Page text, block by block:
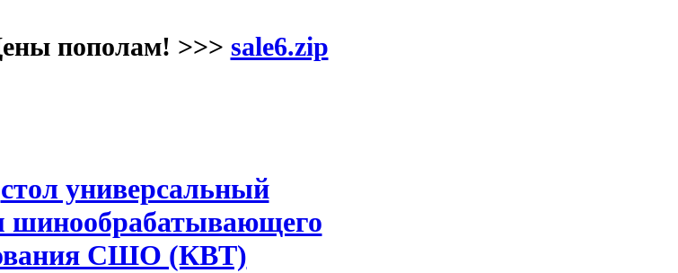
пополам! >>> sale6.zip
стол универсальный
шинообрабатывающего
СШО (КВТ)